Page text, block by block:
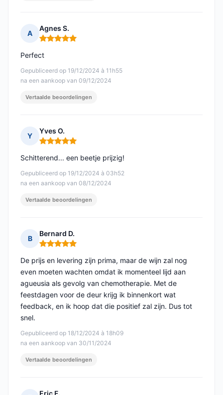
A
Agnes S.
Opmerking: 5 van 5
Gepubliceerd op 19/12/2024 à 11h55
na een aankoop van 09/12/2024
Perfect
Vertaalde beoordelingen
Y
Yves O.
Opmerking: 5 van 5
Gepubliceerd op 19/12/2024 à 03h52
na een aankoop van 08/12/2024
Schitterend... een beetje prijzig!
Vertaalde beoordelingen
B
Bernard D.
Opmerking: 5 van 5
Gepubliceerd op 18/12/2024 à 18h09
na een aankoop van 30/11/2024
De prijs en levering zijn prima, maar de wijn zal nog
even moeten wachten omdat ik momenteel lijd aan
agueusia als gevolg van chemotherapie. Met de
feestdagen voor de deur krijg ik binnenkort wat
feedback, en ik hoop dat die positief zal zijn. Dus tot
snel.
Vertaalde beoordelingen